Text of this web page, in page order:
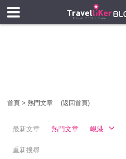
首頁 > 熱門文章 (返回首頁)
最新文章 熱門文章 峴港
重新搜尋